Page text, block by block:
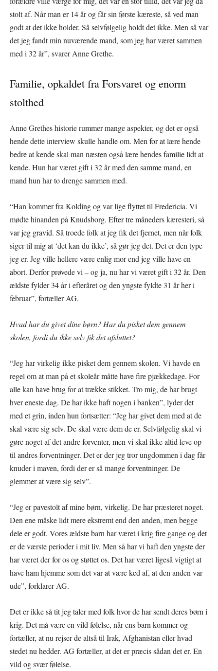
stolt af. Når man er 14 år og får sin første kæreste, så ved man
godt at det ikke holder. Så selvfølgelig holdt det ikke. Men så var
det jeg fandt min nuværende mand, som jeg har været sammen
med i 32 år”, svarer Anne Grethe.
Familie, opkaldet fra Forsvaret og enorm
stolthed
Anne Grethes historie rummer mange aspekter, og det er også
hende dette interview skulle handle om. Men for at lære hende
bedre at kende skal man næsten også lære hendes familie lidt at
kende. Hun har været gift i 32 år med den samme mand, en
mand hun har to drenge sammen med.
“Han kommer fra Kolding og var lige flyttet til Fredericia. Vi
mødte hinanden på Knudsborg. Efter tre måneders kæresteri, så
var jeg gravid. Så troede folk at jeg fik det fjernet, men når folk
siger til mig at ‘det kan du ikke’, så gør jeg det. Det er den type
jeg er. Jeg ville hellere være enlig mor end jeg ville have en
abort. Derfor prøvede vi – og ja, nu har vi været gift i 32 år. Den
ældste fylder 34 år i efteråret og den yngste fyldte 31 år her i
februar”, fortæller AG.
Hvad har du givet dine børn? Har du pisket dem gennem
skolen, fordi du ikke selv fik det afsluttet?
“Jeg har virkelig ikke pisket dem gennem skolen. Vi havde en
regel om at man på et skoleår måtte have fire pjækkedage. For
alle kan have brug for at trække stikket. Tro mig, de har brugt
hver eneste dag. De har ikke haft nogen i banken”, lyder det
med et grin, inden hun fortsætter: “Jeg har givet dem med at de
skal være sig selv. De skal være dem de er. Selvfølgelig skal vi
gøre noget af det andre forventer, men vi skal ikke altid leve op
til andres forventninger. Det er der jeg tror ungdommen i dag får
knuder i maven, fordi der er så mange forventninger. De
glemmer at være sig selv”.
“Jeg er pavestolt af mine børn, virkelig. De har præsteret noget.
Den ene måske lidt mere ekstremt end den anden, men begge
dele er godt. Vores ældste barn har været i krig fire gange og det
er de værste perioder i mit liv. Men så har vi haft den yngste der
har været der for os og støttet os. Det har været ligeså vigtigt at
have ham hjemme som det var at være ked af, at den anden var
ude”, forklarer AG.
Det er ikke så tit jeg taler med folk hvor de har sendt deres børn i
krig. Det må være en vild følelse, når ens barn kommer og
fortæller, at nu rejser de altså til Irak, Afghanistan eller hvad
stedet nu hedder. AG fortæller, at det er præcis sådan det er. En
vild og svær følelse.